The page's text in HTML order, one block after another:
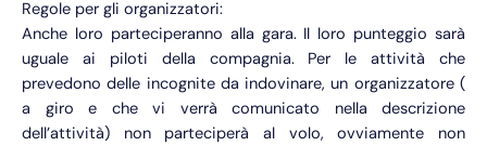
Regole per gli organizzatori:
Anche loro parteciperanno alla gara. Il loro punteggio sarà
uguale ai piloti della compagnia. Per le attività che
prevedono delle incognite da indovinare, un organizzatore (
a giro e che vi verrà comunicato nella descrizione
dell’attività) non parteciperà al volo, ovviamente non